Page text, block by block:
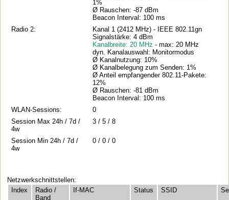
1%
Ø Rauschen: -87 dBm
Beacon Interval: 100 ms
Radio 2:
Kanal 1 (2412 MHz) - IEEE 802.11gn
Signalstärke: 4 dBm
Kanalbreite: 20 MHz- max: 20 MHz
dyn. Kanalauswahl: Monitormodus
Ø Kanalnutzung: 10%
Ø Kanalbelegung zum Senden: 1%
Ø Anteil empfangender 802.11-Pakete:
12%
Ø Rauschen: -81 dBm
Beacon Interval: 100 ms
WLAN-Sessions:
0
Session Max 24h / 7d /
4w
3 / 5 / 8
Session Min 24h / 7d /
4w
0 / 0 / 0
Netzwerkschnittstellen:
Index
Radio /
Band
If-MAC Status SSID